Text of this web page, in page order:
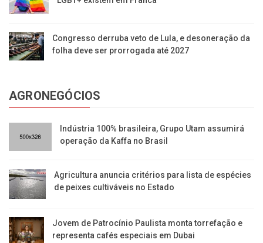
Congresso derruba veto de Lula, e desoneração da
folha deve ser prorrogada até 2027
AGRONEGÓCIOS
Indústria 100% brasileira, Grupo Utam assumirá
operação da Kaffa no Brasil
Agricultura anuncia critérios para lista de espécies
de peixes cultiváveis no Estado
Jovem de Patrocínio Paulista monta torrefação e
representa cafés especiais em Dubai